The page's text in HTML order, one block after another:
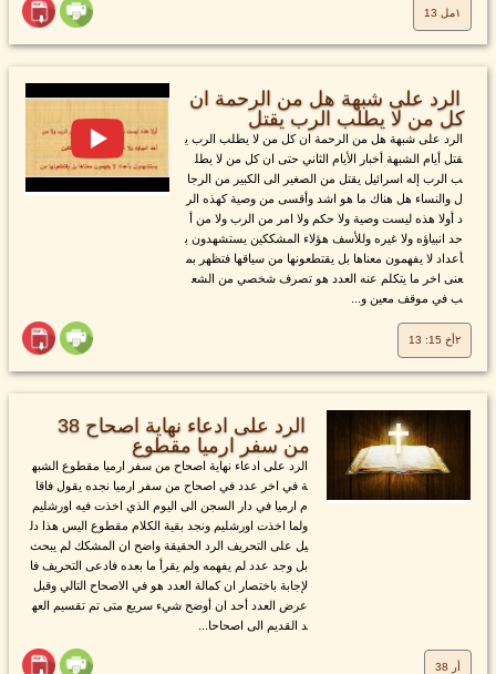
١مل 13
الرد على شبهة هل من الرحمة ان
كل من لا يطلب الرب يقتل
الرد على شبهة هل من الرحمة ان كل من لا يطلب الرب ي
قتل أيام الشبهة أخبار الأيام الثاني حتى ان كل من لا يطل
ب الرب إله اسرائيل يقتل من الصغير الى الكبير من الرجا
ل والنساء هل هناك ما هو اشد وأقسى من وصية كهذه الر
د أولا هذه ليست وصية ولا حكم ولا امر من الرب ولا من أ
حد انبياؤه ولا غيره وللأسف هؤلاء المشككين يستشهدون ب
أعداد لا يفهمون معناها بل يقتطعونها من سياقها فتظهر بم
عنى اخر ما يتكلم عنه العدد هو تصرف شخصي من الشع
ب في موقف معين و...
٢أخ 15: 13
الرد على ادعاء نهاية اصحاح 38
من سفر ارميا مقطوع
الرد على ادعاء نهاية اصحاح من سفر ارميا مقطوع الشبه
ة في اخر عدد في اصحاح من سفر ارميا نجده يقول فاقا
م ارميا في دار السجن الى اليوم الذي اخذت فيه اورشليم
ولما اخذت اورشليم ونجد بقية الكلام مقطوع اليس هذا دل
يل على التحريف الرد الحقيقة واضح ان المشكك لم يبحث
بل وجد عدد لم يفهمه ولم يقرأ ما بعده فادعى التحريف فا
لإجابة باختصار ان كمالة العدد هو في الاصحاح التالي وقبل
عرض العدد أحد ان أوضح شيء سريع متى تم تقسيم العه
د القديم الى اصحاحا...
أر 38